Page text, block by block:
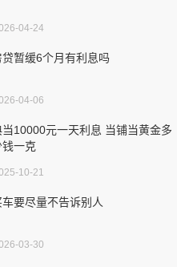
04-24
贷暂缓6个月有利息吗
04-06
当10000元一天利息 当铺当黄金多
钱一克
10-21
车要尽量不告诉别人
03-30